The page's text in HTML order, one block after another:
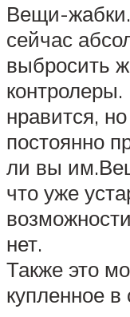
Вещи-
сейчас
выбросить
нравится,
постоянно
ли вы
что уже
нет.
Также это
купленное в